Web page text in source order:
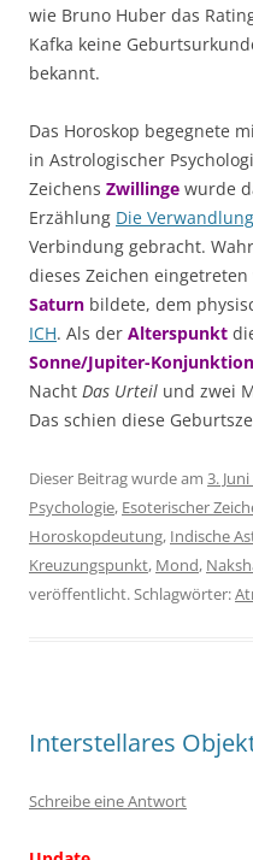
wie Bruno Huber das
Kafka keine
bekannt.
Das Horoskop begegnete
in Astrologischer
Zeichens Zwillinge wurde
Erzählung Die Verwandlung
Verbindung gebracht.
dieses Zeichen
Saturn bildete, dem
ICH. Als der Alterspunkt
Sonne/Jupiter-Konjunktion
Nacht Das Urteil und zwei
Das schien diese
Dieser Beitrag wurde am 3.
Psychologie, Esoterischer
Horoskopdeutung, Indische
Kreuzungspunkt, Mond,
veröffentlicht. Schlagwörter:
Interstellares
Schreibe eine Antwort